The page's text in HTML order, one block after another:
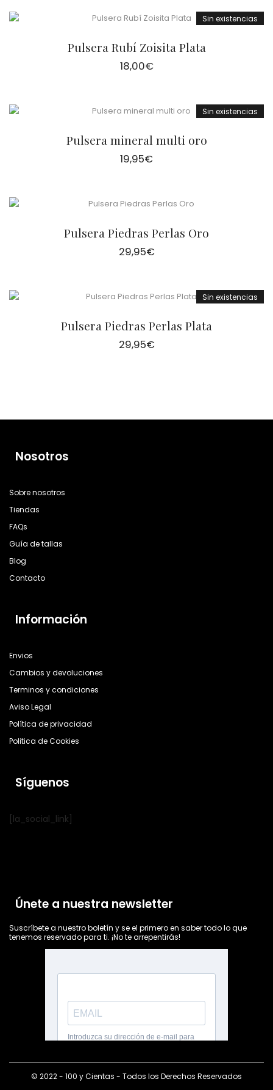
Sin existencias
Pulsera Rubí Zoisita Plata
18,00€
Sin existencias
Pulsera mineral multi oro
19,95€
Pulsera Piedras Perlas Oro
29,95€
Sin existencias
Pulsera Piedras Perlas Plata
29,95€
Nosotros
Sobre nosotros
Tiendas
FAQs
Guía de tallas
Blog
Contacto
Información
Envios
Cambios y devoluciones
Terminos y condiciones
Aviso Legal
Política de privacidad
Politica de Cookies
Síguenos
[la_social_link]
Únete a nuestra newsletter
Suscríbete a nuestro boletín y se el primero en saber todo lo que
tenemos reservado para ti. ¡No te arrepentirás!
© 2022 - 100 y Cientas - Todos los Derechos Reservados